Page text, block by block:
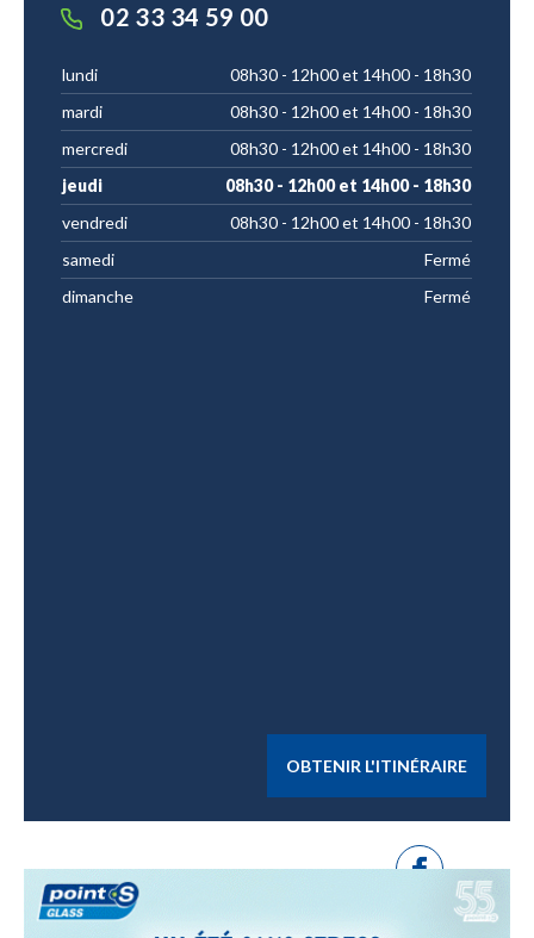
02 33 34 59 00
lundi
08h30 - 12h00 et 14h00 - 18h30
mardi
08h30 - 12h00 et 14h00 - 18h30
mercredi
08h30 - 12h00 et 14h00 - 18h30
jeudi
08h30 - 12h00 et 14h00 - 18h30
vendredi
08h30 - 12h00 et 14h00 - 18h30
samedi
Fermé
dimanche
Fermé
OBTENIR L'ITINÉRAIRE